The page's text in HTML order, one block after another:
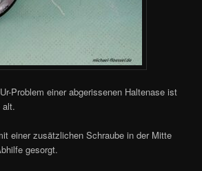
Problem einer abgerissenen Haltenase ist
alt.
einer zusätzlichen Schraube in der Mitte
gesorgt.